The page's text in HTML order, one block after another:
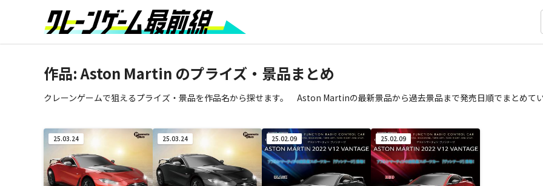
作品:Aston Martin のプライズ・景品まとめ
クレーンゲームで狙えるプライズ・景品を作品名から探せます。 Aston Martinの最新景品から過去景品まで発売日順でまとめて
25.03.24 25.03.24 25.02.09 25.02.09